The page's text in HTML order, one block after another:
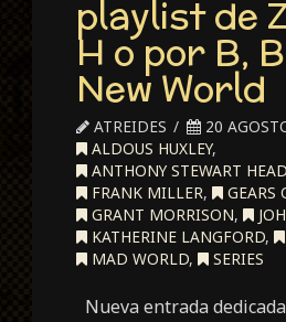
playlist de
H o por B,
New World
ATREIDES
20
ALDOUS HUXLEY,
ANTHONY STEWART HEAD
FRANK MILLER, GEARS
GRANT MORRISON,
KATHERINE LANGFORD,
MAD WORLD, SERIES
Nueva entrada